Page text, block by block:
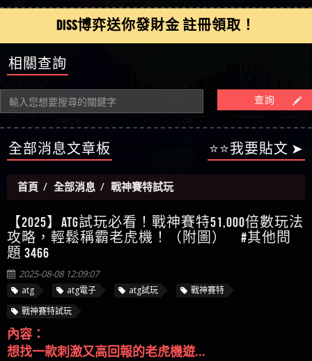
本文教你如何拿回被騙資金
是詐騙 M.L.Edge是詐騙嗎 【M.L.Edge】M.L.Edge無法出
金 被M.L.Edge詐騙的錢一招拿回
費討回資金賴zg369】Robinhood是詐騙嗎 Robinhood是
不是詐騙 Robinhood是真的嗎 被Robinhood詐騙的錢怎
麼辦 本文教你如何拿回被騙資金
【其他問題】FLTO詐騙持續收割國人中【免費討回
資金賴zg369】FLTO是詐騙嗎 FLTO是不是詐騙 FLTO是
真的嗎 被FLTO詐騙的錢怎麼辦 本文教你如何拿回
被騙資金
【其他問題】 遇詐騙求救賴【zg369】八旬老翁被
ALYWS詐騙家破人亡 ALYWS是真的嗎 ALYWS是不是詐騙
ALYWS是詐騙嗎 （ALYWS）無法出金 請小心群組暗椿
【其他問題】 一招教你揭秘新型詐騙手法 （受害
者免費援助賴zg369）當當詐騙 當當是不是詐騙 當
當是真的嗎 當當是詐騙嗎 六旬老婦深信當當高獲
利回報被騙的家破人亡
【AVA娛樂城】還會自己做假對話來毀謗欸哈哈哈
【陳順堪】黑網不出金
【黃伊珊】不推薦爛公司
【陳順堪】星匯娛樂城出金幾次後贏錢就不給出
金
【陳順堪】黑網出金幾次後贏了就不出金出
【玩運彩】
【asd】唬爛不出金黑網垃圾平台
【蘇俊曄】所以會出金嗎現在也是一樣的狀況
【侯依揚】廢物喔
DISS博弈送你發財金 註冊領取！
相關查詢
查詢
全部消息文章板 ⭐⭐我要貼文 ➤
首頁 全部消息 戰神賽特試玩
【2025】ATG試玩必看！戰神賽特51,000倍數玩法
攻略，輕鬆稱霸老虎機！（附圖） #其他問
題 3466
2025-08-08 12:09:07
atg atg電子 atg試玩
戰神賽特
戰神賽特試玩
內容：
想找一款刺激又高回報的老虎機遊...